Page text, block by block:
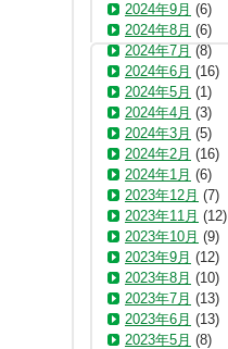
2024年9月 (6)
2024年8月 (6)
2024年7月 (8)
2024年6月 (16)
2024年5月 (1)
2024年4月 (3)
2024年3月 (5)
2024年2月 (16)
2024年1月 (6)
2023年12月 (7)
2023年11月 (12)
2023年10月 (9)
2023年9月 (12)
2023年8月 (10)
2023年7月 (13)
2023年6月 (13)
2023年5月 (8)